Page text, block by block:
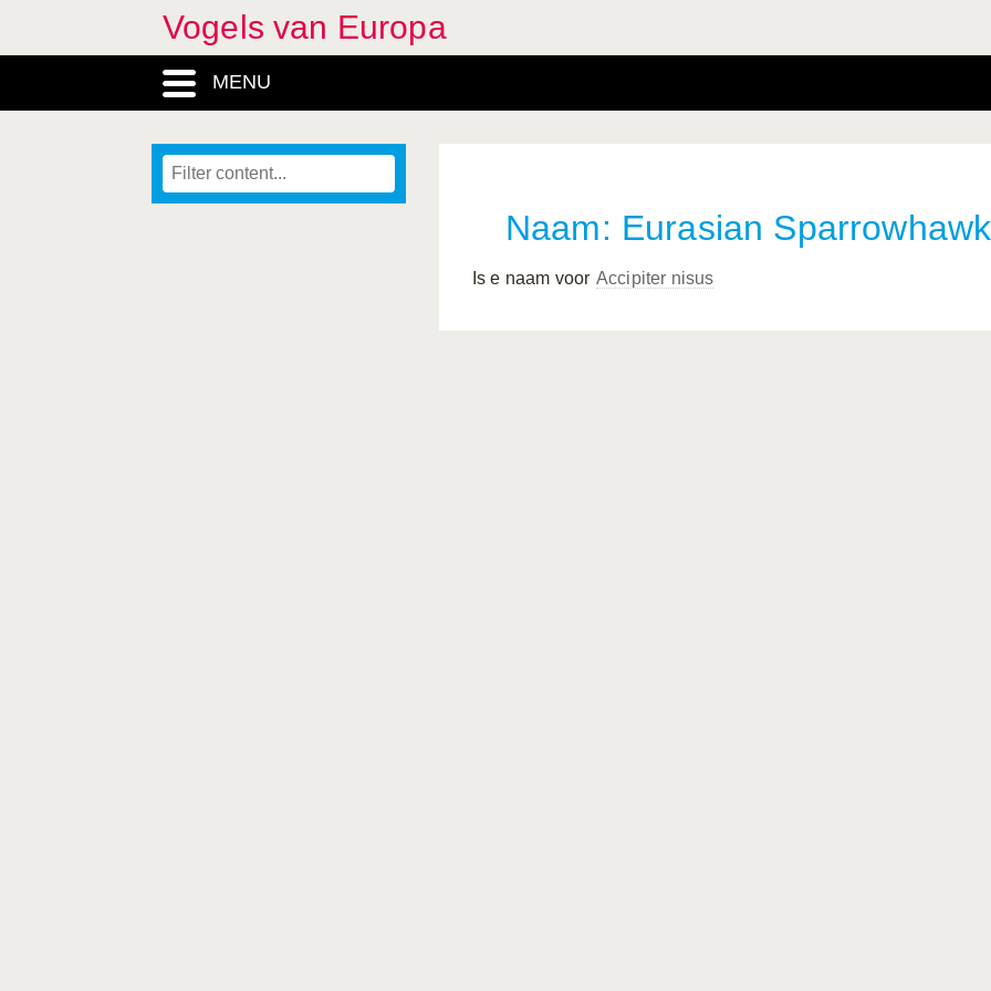
Vogels van Europa
MENU
Naam: Eurasian Sparrowhawk
Is e naam voor Accipiter nisus